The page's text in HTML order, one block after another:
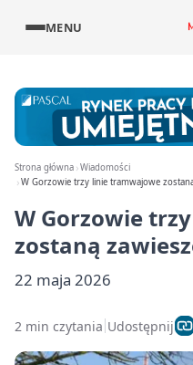
MENU
Strona główna Wiadomości
W Gorzowie trzy linie tramwajowe
W Gorzowie
zostaną
22 maja 2026
2 min czytania Udostępnij